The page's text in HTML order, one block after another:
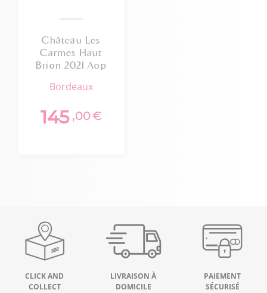
Château Les
Carmes Haut
Brion 2021 Aop
bordeaux
145 ,00€
CLICK AND
COLLECT
LIVRAISON À
DOMICILE
PAIEMENT
SÉCURISÉ